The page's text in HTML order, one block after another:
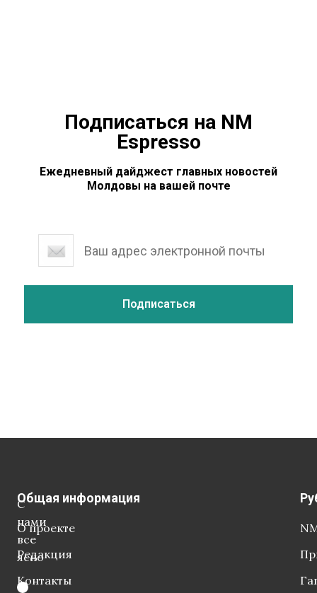
Подписаться на NM
Espresso
Ежедневный дайджест главных новостей
Молдовы на вашей почте
С
нами
все
ясно
Общая информация
О проекте
Редакция
Контакты